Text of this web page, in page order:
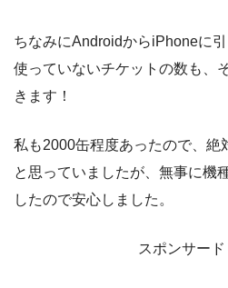
ちなみにAndroidからiPhoneに
使っていないチケットの数も、
きます！
私も2000缶程度あったので、絶
と思っていましたが、無事に機
したので安心しました。
スポンサード